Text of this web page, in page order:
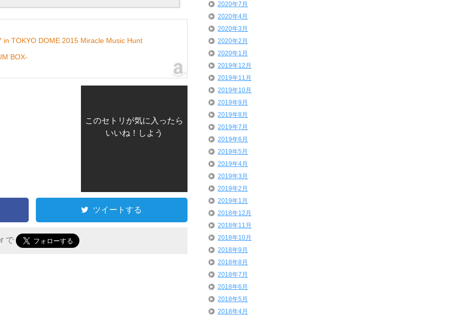
in TOKYO DOME 2015 Miracle Music Hunt
BOX-
このセトリが気に入ったら
いいね！しよう
ツイートする
で
2020年7月
2020年4月
2020年3月
2020年2月
2020年1月
2019年12月
2019年11月
2019年10月
2019年9月
2019年8月
2019年7月
2019年6月
2019年5月
2019年4月
2019年3月
2019年2月
2019年1月
2018年12月
2018年11月
2018年10月
2018年9月
2018年8月
2018年7月
2018年6月
2018年5月
2018年4月